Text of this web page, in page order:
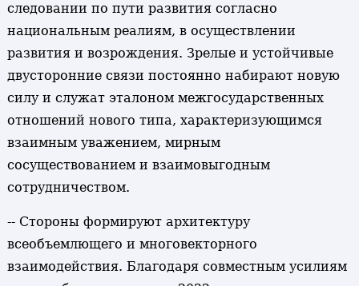
следовании по пути развития согласно
национальным реалиям, в осуществлении
развития и возрождения. Зрелые и устойчивые
двусторонние связи постоянно набирают новую
силу и служат эталоном межгосударственных
отношений нового типа, характеризующимся
взаимным уважением, мирным
сосуществованием и взаимовыгодным
сотрудничеством.
-- Стороны формируют архитектуру
всеобъемлющего и многовекторного
взаимодействия. Благодаря совместным усилиям